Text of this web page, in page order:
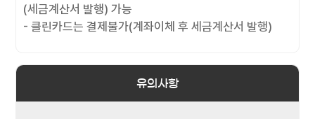
(세금계산서 발행) 가능
- 클린카드는 결제불가(계좌이체 후 세금계산서 발행)
유의사항